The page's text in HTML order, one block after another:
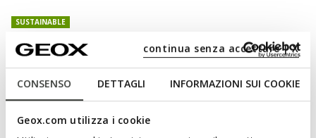
CONSENSO DETTAGLI INFORMAZIONI SUI COOKIE
Geox.com utilizza i cookie
continua senza accettare | X
SUSTAINABLE
Spherica Ec12 Man
Leather sneakers
NOT SHOPPABLE